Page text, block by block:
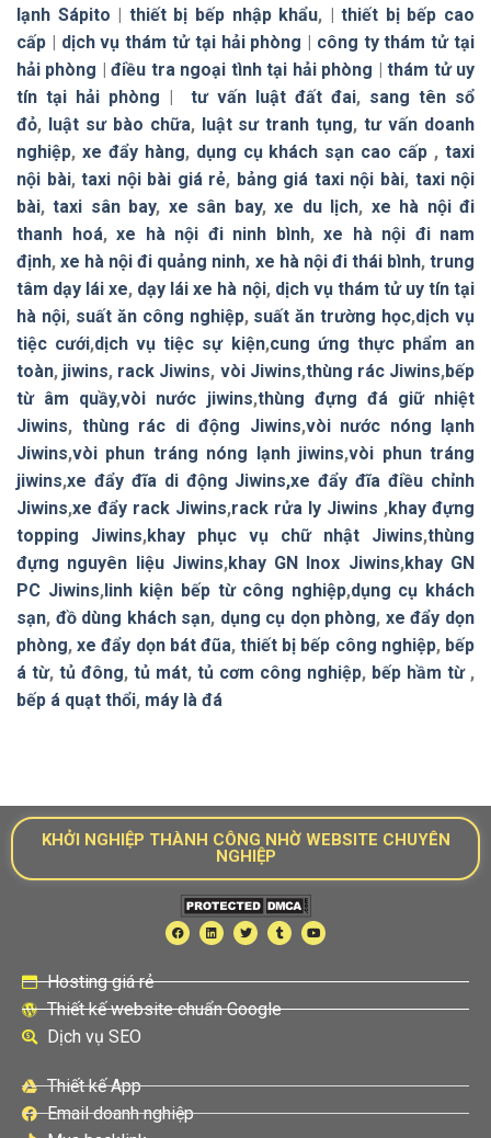
lạnh Sápito
thiết bị bếp nhập khẩu, |thiết bị bếp cao
cấp
dịch vụ thám tử tại hải phòng
công ty thám tử tại
hải phòng |điều tra ngoại tình tại hải phòng |thám tử uy
tín tại hải phòng
tư vấn luật đất đai, sang tên sổ
đỏ, luật sư bào chữa, luật sư tranh tụng,tư vấn doanh
nghiệp, xe đẩy hàng, dụng cụ khách sạn cao cấp ,taxi
nội bài,taxi nội bài giá rẻ, bảng giá taxi nội bài, taxi nội
bài,taxi sân bay, xe sân bay,xe du lịch, xe hà nội đi
thanh hoá, xe hà nội đi ninh bình, xe hà nội đi nam
định,xe hà nội đi quảng ninh, xe hà nội đi thái bình,trung
tâm dạy lái xe, dạy lái xe hà nội, dịch vụ thám tử uy tín tại
hà nội, suất ăn công nghiệp, suất ăn trường học,dịch vụ
tiệc cưới,dịch vụ tiệc sự kiện,cung ứng thực phẩm an
toàn, jiwins, rack Jiwins, vòi Jiwins,thùng rác Jiwins,bếp
từ âm quầy,vòi nước jiwins,thùng đựng đá giữ nhiệt
Jiwins, thùng rác di động Jiwins,vòi nước nóng lạnh
Jiwins,vòi phun tráng nóng lạnh jiwins,vòi phun tráng
jiwins,xe đẩy đĩa di động Jiwins,xe đẩy đĩa điều chỉnh
Jiwins,xe đẩy rack Jiwins,rack rửa ly Jiwins ,khay đựng
topping Jiwins,khay phục vụ chữ nhật Jiwins,thùng
đựng nguyên liệu Jiwins,khay GN Inox Jiwins,khay GN
PC Jiwins,linh kiện bếp từ công nghiệp,dụng cụ khách
sạn, đồ dùng khách sạn, dụng cụ dọn phòng, xe đẩy dọn
phòng,xe đẩy dọn bát đũa,thiết bị bếp công nghiệp, bếp
á từ, tủ đông, tủ mát, tủ cơm công nghiệp, bếp hầm từ,
bếp á quạt thổi, máy là đá
KHỞI NGHIỆP THÀNH CÔNG NHỜ WEBSITE CHUYÊN
NGHIỆP
Hosting giá rẻ
Thiết kế website chuẩn Google
Dịch vụ SEO
Thiết kế App
Email doanh nghiệp